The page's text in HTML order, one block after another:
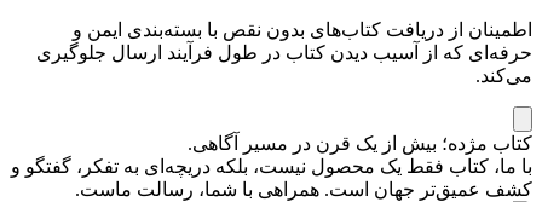
اطمینان از دریافت کتاب‌های بدون نقص با بسته‌بندی ایمن و
حرفه‌ای که از آسیب دیدن کتاب در طول فرآیند ارسال جلوگیری
می‌کند.
کتاب مژده؛ بیش از یک قرن در مسیر آگاهی.
با ما، کتاب فقط یک محصول نیست، بلکه دریچه‌ای به تفکر، گفتگو و
کشف عمیق‌تر جهان است. همراهی با شما، رسالت ماست.